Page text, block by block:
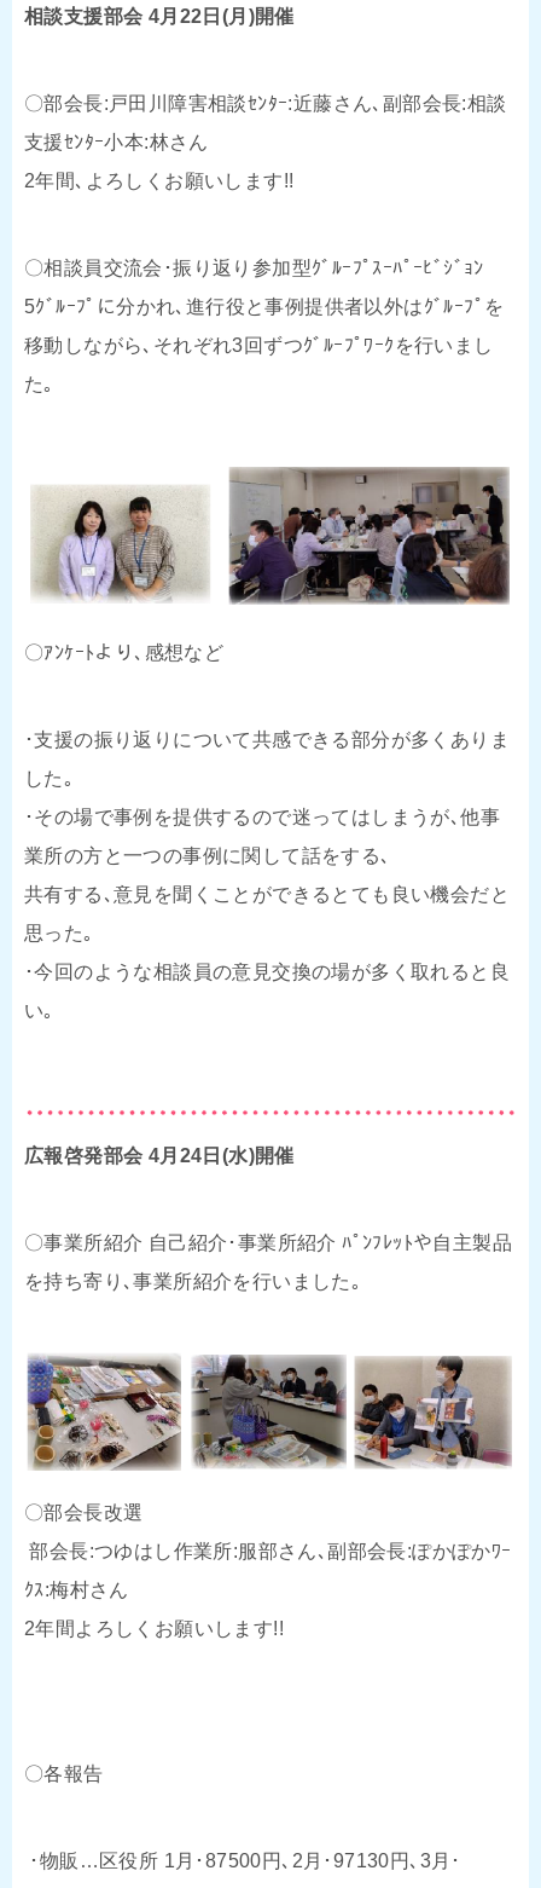
相談支援部会 4月22日(月)開催
〇部会長:戸田川障害相談ｾﾝﾀｰ:近藤さん､副部会長:相談
支援ｾﾝﾀｰ小本:林さん
2年間､よろしくお願いします!!
〇相談員交流会･振り返り参加型ｸﾞﾙｰﾌﾟｽｰﾊﾟｰﾋﾞｼﾞｮﾝ
5ｸﾞﾙｰﾌﾟに分かれ､進行役と事例提供者以外はｸﾞﾙｰﾌﾟを
移動しながら､それぞれ3回ずつｸﾞﾙｰﾌﾟﾜｰｸを行いまし
た｡
〇ｱﾝｹｰﾄより､感想など
･支援の振り返りについて共感できる部分が多くありま
した｡
･その場で事例を提供するので迷ってはしまうが､他事
業所の方と一つの事例に関して話をする､
共有する､意見を聞くことができるとても良い機会だと
思った｡
･今回のような相談員の意見交換の場が多く取れると良
い｡
広報啓発部会 4月24日(水)開催
〇事業所紹介 自己紹介･事業所紹介 ﾊﾟﾝﾌﾚｯﾄや自主製品
を持ち寄り､事業所紹介を行いました｡
〇部会長改選
部会長:つゆはし作業所:服部さん､副部会長:ぽかぽかﾜｰ
ｸｽ:梅村さん
2年間よろしくお願いします!!
〇各報告
･物販…区役所 1月･87500円､2月･97130円､3月･